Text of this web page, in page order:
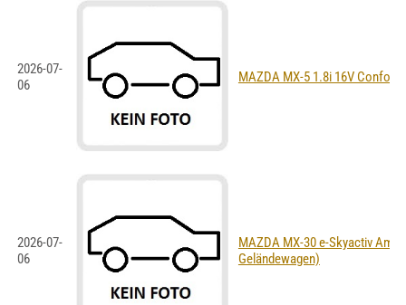
2026-07-
06
MAZDA MX-5 1.8i 16V Confort
2026-07-
06
MAZDA MX-30 e-Skyactiv
Geländewagen)